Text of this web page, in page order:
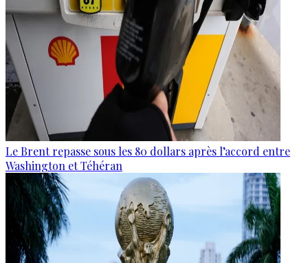
Le Brent repasse sous les 80 dollars après l’accord entre
Washington et Téhéran